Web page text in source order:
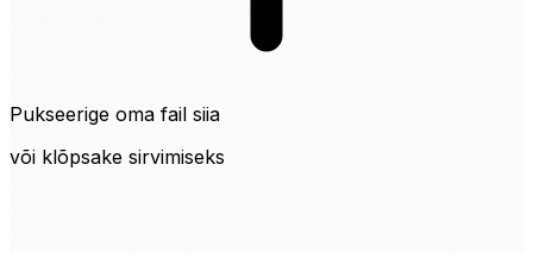
Pukseerige oma fail siia
või klõpsake sirvimiseks